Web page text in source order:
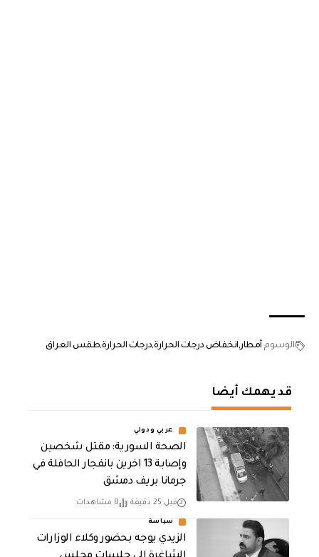
الوسوم أمطار انخفاض درجات الحرارةدرجات الحرارةطقس العراق
قد يهمك أيضا
عربي ودولي
الصحة السورية: مقتل شخصين
وإصابة 13 اخرين بانفجار الحافلة في
جرمانا بريف دمشق
قبل 25 دقيقة 8 مشاهدات
سياسة
الزيدي يوجه بحضور وكلاء الوزارات